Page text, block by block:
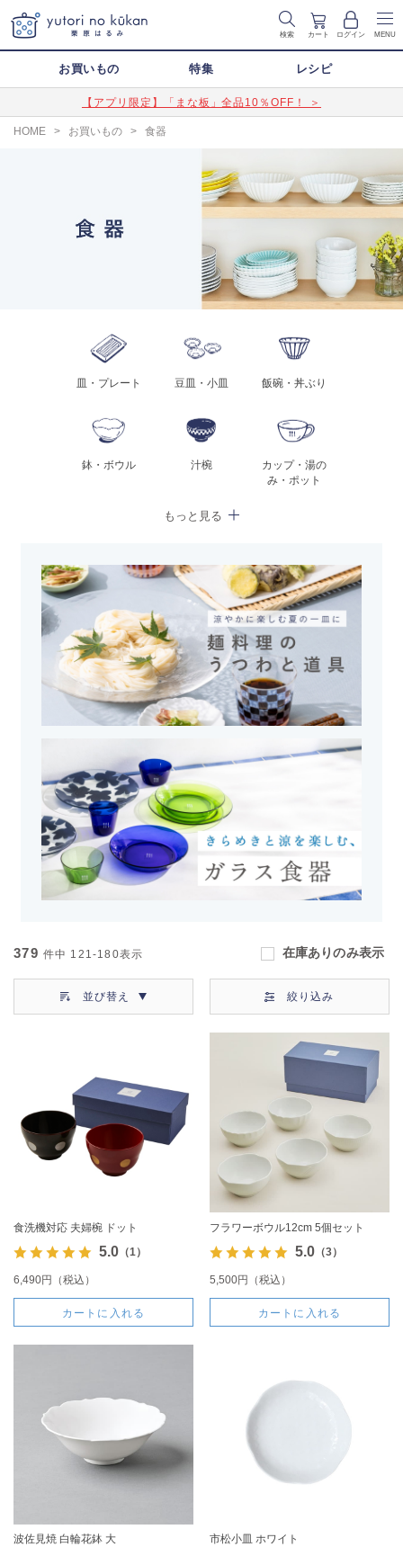
検索 カート ログイン MENU
お買いもの 特集 レシピ
【アプリ限定】「まな板」全品10％OFF！ ＞
HOME > お買いもの > 食器
皿・プレート 豆皿・小皿 飯碗・丼ぶり
鉢・ボウル 汁椀
カップ・湯の
み・ポット
379 件中 121-180表示 在庫ありのみ表示
並び替え 絞り込み
食洗機対応 夫婦椀 ドット
5.0（1）
6,490円（税込）
カートに入れる
フラワーボウル12cm 5個セット
5.0（3）
5,500円（税込）
カートに入れる
波佐見焼 白輪花鉢 大 市松小皿 ホワイト